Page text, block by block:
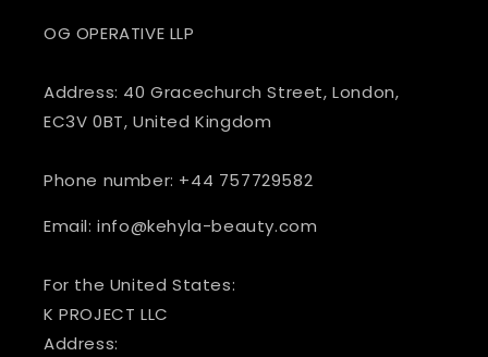
OG OPERATIVE LLP
Address: 40 Gracechurch Street, London,
EC3V 0BT, United Kingdom
Phone number: +44 757729582
Email: info@kehyla-beauty.com
For the United States:
K PROJECT LLC
Address: